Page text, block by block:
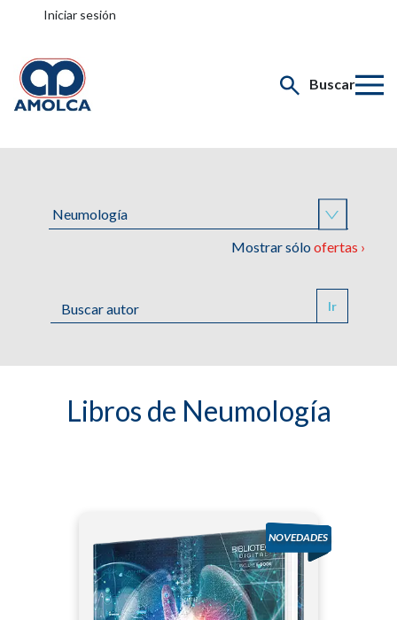
Iniciar sesión
Buscar
Mostrar sóloofertas ›
Ir
Libros de Neumología